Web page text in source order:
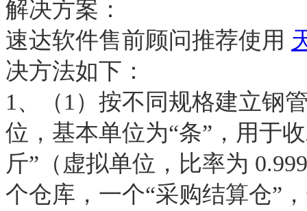
解决方案：
速达软件售前顾问推荐使用
决方法如下：
1、（1）按不同规格建立钢
位，基本单位为“条”，用于
斤”（虚拟单位，比率为
个仓库，一个“采购结算仓”